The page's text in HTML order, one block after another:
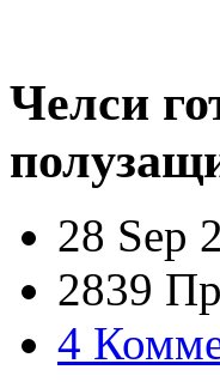
Челси
28 Sep
2839
4